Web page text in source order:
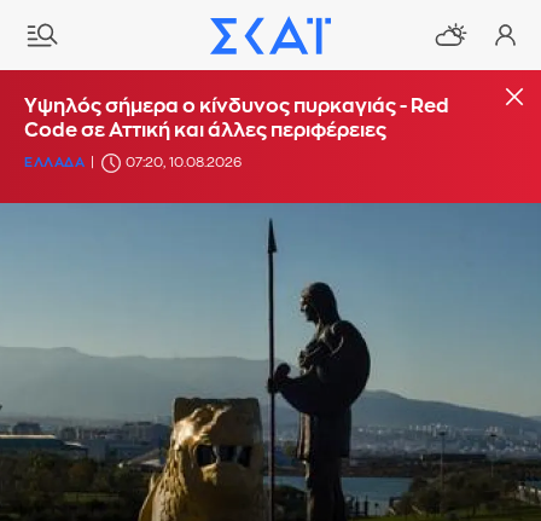
Υψηλός σήμερα ο κίνδυνος πυρκαγιάς - Red
Code σε Αττική και άλλες περιφέρειες
ΕΛΛΑΔΑ 07:20, 10.08.2026